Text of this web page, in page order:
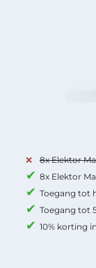
8x Elektor
8x Elektor
Toegang tot
Toegang tot
10% korting